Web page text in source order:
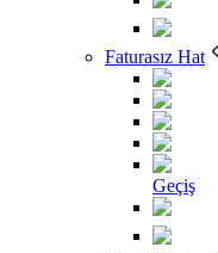
Faturasız Hat
Geçiş